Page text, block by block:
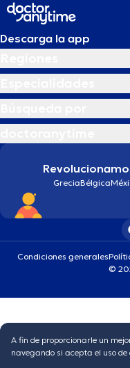
Descarga la app
GreciaBélgica
Condiciones generales
©
A fin de proporcionarle un
navegando si acepta el uso de